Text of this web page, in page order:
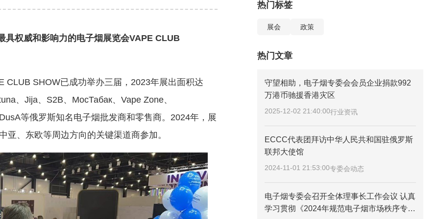
具权威和影响力的电子烟展览会VAPE CLUB
CLUB SHOW已成功举办三届，2023年展出面积达
、Jija、S2B、МосТабак、Vape Zone、
等俄罗斯知名电子烟批发商和零售商。2024年，展
、东欧等周边方向的关键渠道商参加。
热门标签
展会 政策
热门文章
守望相助，电子烟专委会会员企业捐款992
万港币驰援香港灾区
2025-12-02 21:40:00行业资讯
ECCC代表团拜访中华人民共和国驻俄罗斯
联邦大使馆
2024-11-01 21:53:00专委会动态
电子烟专委会召开全体理事长工作会议 认真
学习贯彻《2024年规范电子烟市场秩序专项